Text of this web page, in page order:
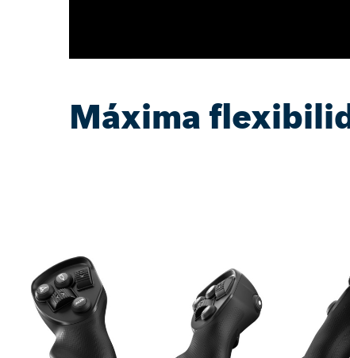
Máxima